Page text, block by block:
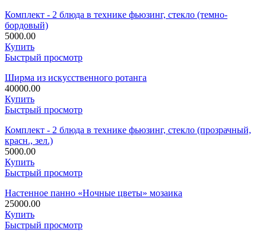
Комплект - 2 блюда в технике фьюзинг, стекло (темно-
бордовый)
5000.00
Купить
Быстрый просмотр
Ширма из искусственного ротанга
40000.00
Купить
Быстрый просмотр
Комплект - 2 блюда в технике фьюзинг, стекло (прозрачный,
красн., зел.)
5000.00
Купить
Быстрый просмотр
Настенное панно «Ночные цветы» мозаика
25000.00
Купить
Быстрый просмотр